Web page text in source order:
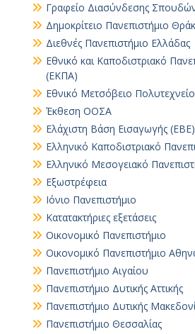
Γραφείο Διασύνδεσης
Δημοκρίτειο Πανεπιστήμιο
Διεθνές Πανεπιστήμιο Ελλάδας
Εθνικό και Καποδιστριακό
(ΕΚΠΑ)
Εθνικό Μετσόβειο Πολυτεχνείο
Έκθεση ΟΟΣΑ
Ελάχιστη Βάση Εισαγωγής (ΕΒΕ)
Ελληνικό Καποδιστριακό
Ελληνικό Μεσογειακό
Εξωστρέφεια
Ιόνιο Πανεπιστήμιο
Κατατακτήριες εξετάσεις
Οικονομικό Πανεπιστήμιο
Οικονομικό Πανεπιστήμιο
Πανεπιστήμιο Αιγαίου
Πανεπιστήμιο Δυτικής Αττικής
Πανεπιστήμιο Δυτικής
Πανεπιστήμιο Θεσσαλίας